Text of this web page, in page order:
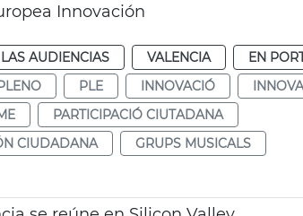
Innovación
AUDIENCIAS VALENCIA
EN
PLE INNOVACIÓ
PARTICIPACIÓ CIUTADANA
CIUDADANA
GRUPS MUSICALS